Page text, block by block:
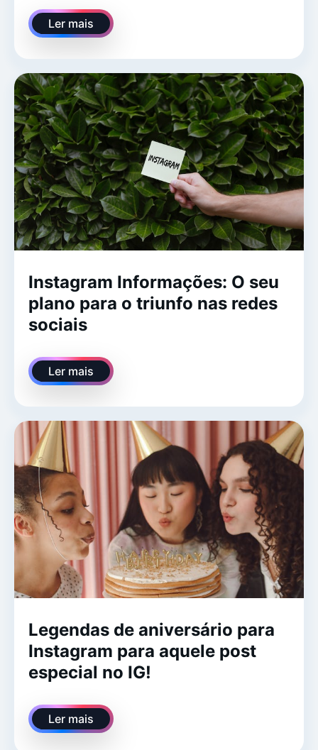
Ler mais
Instagram Informações: O seu
plano para o triunfo nas redes
sociais
Ler mais
Legendas de aniversário para
Instagram para aquele post
especial no IG!
Ler mais